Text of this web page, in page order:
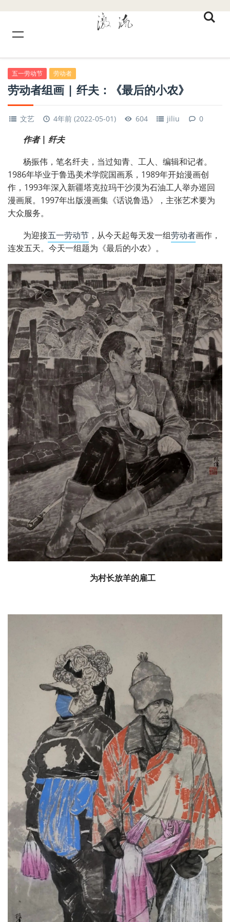
五一劳动节 劳动者
劳动者组画 | 纤夫：《最后的小农》
文艺 4年前 (2022-05-01) 604 jiliu 0
作者 | 纤夫
杨振伟，笔名纤夫，当过知青、工人、编辑和记者。
1986年毕业于鲁迅美术学院国画系，1989年开始漫画创
作，1993年深入新疆塔克拉玛干沙漠为石油工人举办巡回
漫画展。1997年出版漫画集《话说鲁迅》，主张艺术要为
大众服务。
为迎接五一劳动节 ，从今天起每天发一组劳动者画作，
连发五天。今天一组题为《最后的小农》。
为村长放羊的雇工